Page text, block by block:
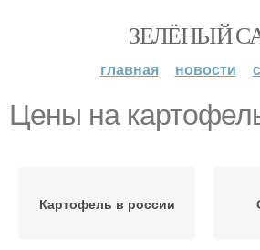
ЗЕЛЁНЫЙ
главная новости
Цены на
Картофель в россии